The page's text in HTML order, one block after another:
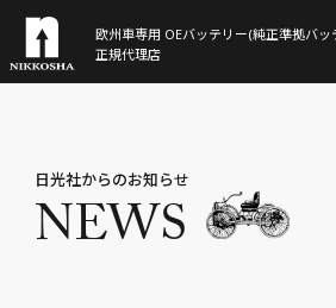
欧州車専用 OEバッテリー(純正準拠バッ
正規代理店
製品ラインナップ
取扱製品一覧
Banner
大型トラック／産業用・農機・建機用
History
日光社からのお知らせ
NEWS